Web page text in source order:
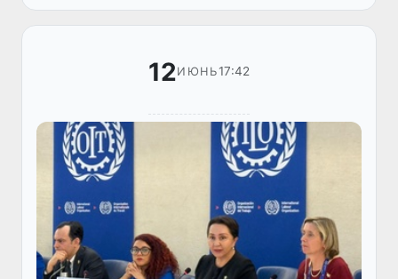
Орталық Азия, Пәкістан және Ирандағы а...
12ИЮНЬ17:42